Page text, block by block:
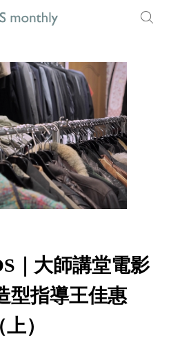
｜大師講堂電影
型指導王佳惠
上）